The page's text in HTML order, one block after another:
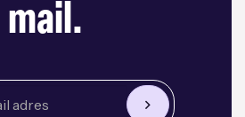
mail.